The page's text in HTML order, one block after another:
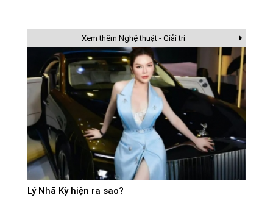
Xem thêm Nghệ thuật - Giải trí
Lý Nhã Kỳ hiện ra sao?